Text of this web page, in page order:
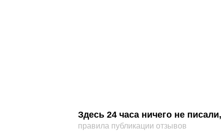
Здесь 24 часа ничего не
правила публикации отзывов